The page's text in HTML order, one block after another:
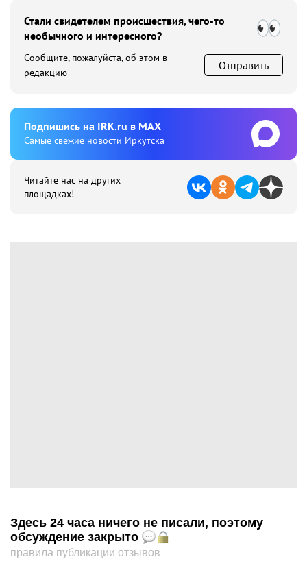
Стали свидетелем происшествия, чего-то
необычного и интересного?
Сообщите, пожалуйста, об этом в
редакцию
Отправить
Подпишиcь на IRK.ru в MAX
Cамые свежие новости Иркутска
Читайте нас на других
площадках!
Здесь 24 часа ничего не писали, поэтому
обсуждение закрыто
правила публикации отзывов